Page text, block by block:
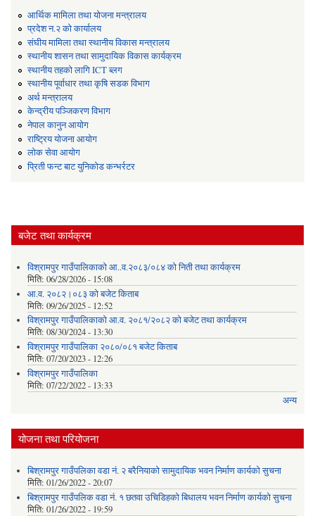
आर्थिक मामिला तथा योजना मन्त्रालय
प्रदेश न.२ को कार्यालय
संघीय मामिला तथा स्थानीय विकास मन्त्रालय
स्थानीय शासन तथा सामुदायिक विकास कार्यक्रम
स्थानीय तहको लागि ICT ब्लग
स्थानीय पूर्वाधार तथा कृषि सडक विभाग
अर्थ मन्त्रालय
केन्द्रीय पञ्जिकरण विभाग
नेपाल कानुन आयोग
राष्ट्रिय योजना आयोग
लोक सेवा आयोग
प्रिती फन्ट बाट युनिकोड कन्भर्रटर
बजेट तथा कार्यक्रम
विश्रामपुर गाउँपालिकाको आ..व.२०८३/०८४ को निती तथा कार्यक्रम
मिति: 06/28/2026 - 15:08
आ.व. २०८२।०८३ को बजेट किताब
मिति: 09/26/2025 - 12:52
विश्रामपुर गाउँपालिकाको आ.व. २०८१/२०८२ को बजेट तथा कार्यक्रम
मिति: 08/30/2024 - 13:30
विश्रामपुर गाउँपालिका २०८०/०८१ बजेट किताब
मिति: 07/20/2023 - 12:26
विश्रामपुर गाउँपालिका
मिति: 07/22/2022 - 13:33
अन्य
योजना तथा परियोजना
बिश्रामपुर गाउँपलिका वडा नं. २ बरैनियाको सामुदायिक भवन निर्माण कार्यको सुचना
मिति: 01/26/2022 - 20:07
बिश्रामपुर गाउँपलिक वडा नं. १ छतवा उचिडिहको बिधालय भवन निर्माण कार्यको सुचना
मिति: 01/26/2022 - 19:59